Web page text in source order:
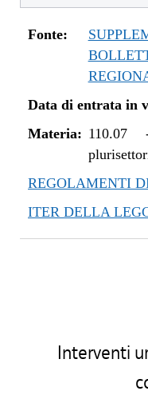
Fonte:
Data di entrata in
Materia: 110.07
REGOLAMENTI
ITER DELLA
Interventi